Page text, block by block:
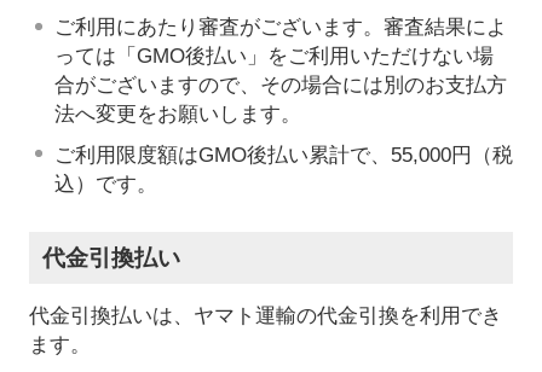
ご利用にあたり審査がございます。審査結果によ
っては「GMO後払い」をご利用いただけない場
合がございますので、その場合には別のお支払方
法へ変更をお願いします。
ご利用限度額はGMO後払い累計で、55,000円（税
込）です。
代金引換払い
代金引換払いは、ヤマト運輸の代金引換を利用でき
ます。